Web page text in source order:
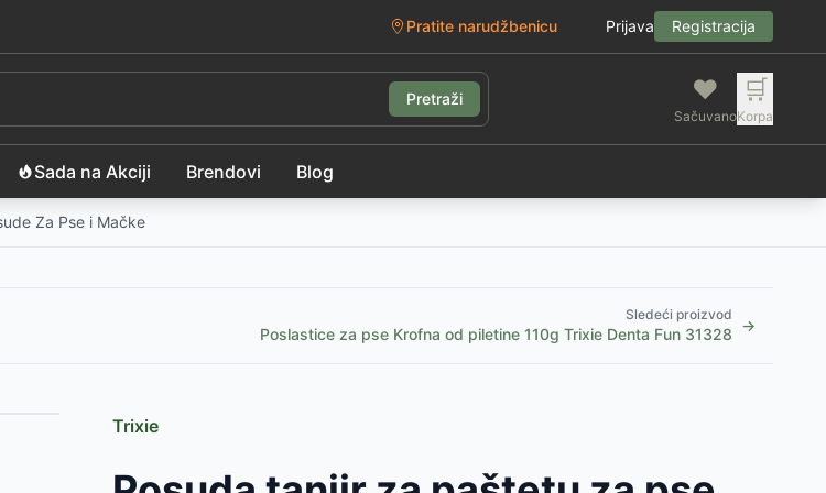
Pratite narudžbenicu Prijava Registracija
Pretraži ❤️
Sačuvano
🛒
Korpa
Sada na Akciji Brendovi Blog
Za Pse i Mačke
Sledeći proizvod
Poslastice za pse Krofna od piletine 110g Trixie Denta Fun 31328 →
Trixie